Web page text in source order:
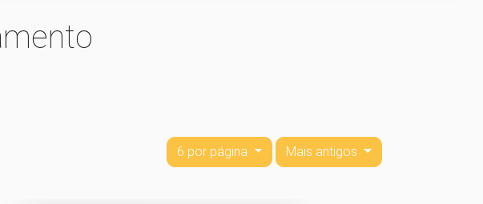
6 por página Mais antigos